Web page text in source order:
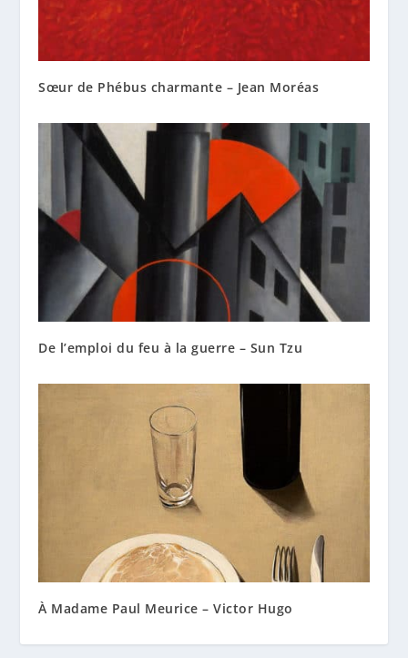
Sœur de Phébus charmante – Jean Moréas
De l’emploi du feu à la guerre – Sun Tzu
À Madame Paul Meurice – Victor Hugo